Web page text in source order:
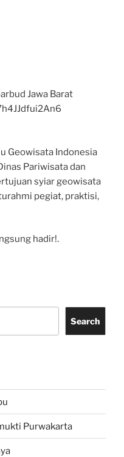
Jawa Barat
Geowisata Indonesia
Pariwisata dan
syiar geowisata
pegiat, praktisi,
hadir!.
Search
Purwakarta